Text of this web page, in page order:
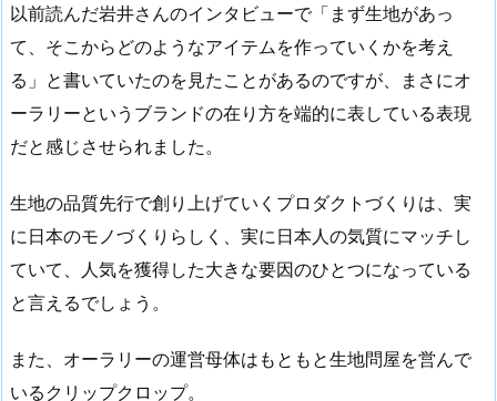
以前読んだ岩井さんのインタビューで「まず生地があっ
て、そこからどのようなアイテムを作っていくかを考え
る」と書いていたのを見たことがあるのですが、まさにオ
ーラリーというブランドの在り方を端的に表している表現
だと感じさせられました。
生地の品質先行で創り上げていくプロダクトづくりは、実
に日本のモノづくりらしく、実に日本人の気質にマッチし
ていて、人気を獲得した大きな要因のひとつになっている
と言えるでしょう。
また、オーラリーの運営母体はもともと生地問屋を営んで
いるクリップクロップ。